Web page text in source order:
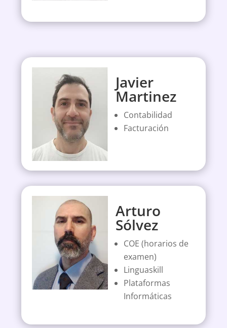
Javier
Martinez
Contabilidad
Facturación
Arturo
Sólvez
COE (horarios de
examen)
Linguaskill
Plataformas
Informáticas